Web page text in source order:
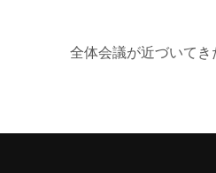
全体会議が近づいてき